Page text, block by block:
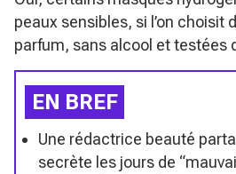
peaux sensibles, si l’on choisit
parfum, sans alcool et testées
EN BREF
Une rédactrice beauté
secrète les jours de